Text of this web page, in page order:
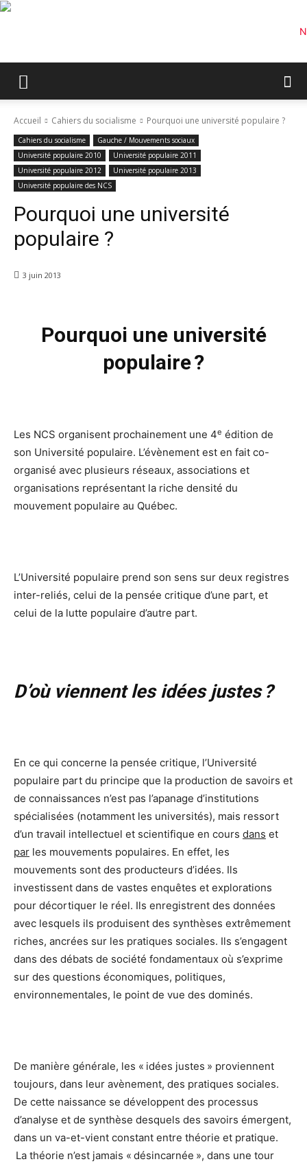
Accueil Cahiers du socialisme Pourquoi une université populaire ?
Cahiers du socialisme
Gauche / Mouvements sociaux
Université populaire 2010
Université populaire 2011
Université populaire 2012
Université populaire 2013
Université populaire des NCS
Pourquoi une université
populaire ?
3 juin 2013
Pourquoi une université
populaire ?
Les NCS organisent prochainement une 4e édition de
son Université populaire. L’évènement est en fait co-
organisé avec plusieurs réseaux, associations et
organisations représentant la riche densité du
mouvement populaire au Québec.
L’Université populaire prend son sens sur deux registres
inter-reliés, celui de la pensée critique d’une part, et
celui de la lutte populaire d’autre part.
D’où viennent les idées justes ?
En ce qui concerne la pensée critique, l’Université
populaire part du principe que la production de savoirs et
de connaissances n’est pas l’apanage d’institutions
spécialisées (notamment les universités), mais ressort
d’un travail intellectuel et scientifique en cours dans et
par les mouvements populaires. En effet, les
mouvements sont des producteurs d’idées. Ils
investissent dans de vastes enquêtes et explorations
pour décortiquer le réel. Ils enregistrent des données
avec lesquels ils produisent des synthèses extrêmement
riches, ancrées sur les pratiques sociales. Ils s’engagent
dans des débats de société fondamentaux où s’exprime
sur des questions économiques, politiques,
environnementales, le point de vue des dominés.
De manière générale, les « idées justes » proviennent
toujours, dans leur avènement, des pratiques sociales.
De cette naissance se développent des processus
d’analyse et de synthèse desquels des savoirs émergent,
dans un va-et-vient constant entre théorie et pratique.
La théorie n’est jamais « désincarnée », dans une tour